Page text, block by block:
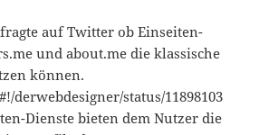
auf Twitter ob Einseiten-
und about.me die klassische
können.
derwebdesigner/status/11898103
Dienste bieten dem Nutzer die